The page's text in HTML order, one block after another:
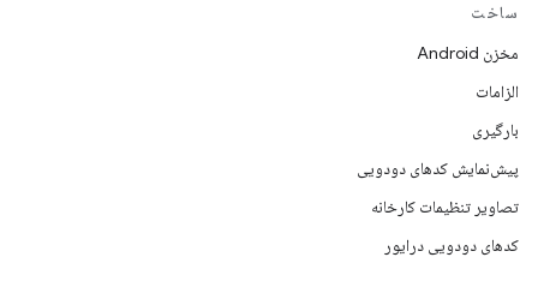
ساخت
مخزن Android
الزامات
بارگیری
پیش‌نمایش کدهای دودویی
تصاویر تنظیمات کارخانه
کدهای دودویی درایور